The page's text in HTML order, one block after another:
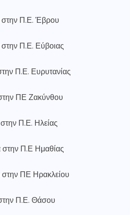
Π.Ε. Έβρου
Π.Ε. Εύβοιας
Π.Ε. Ευρυτανίας
ΠΕ Ζακύνθου
Π.Ε. Ηλείας
Π.Ε Ημαθίας
ΠΕ Ηρακλείου
Π.Ε. Θάσου